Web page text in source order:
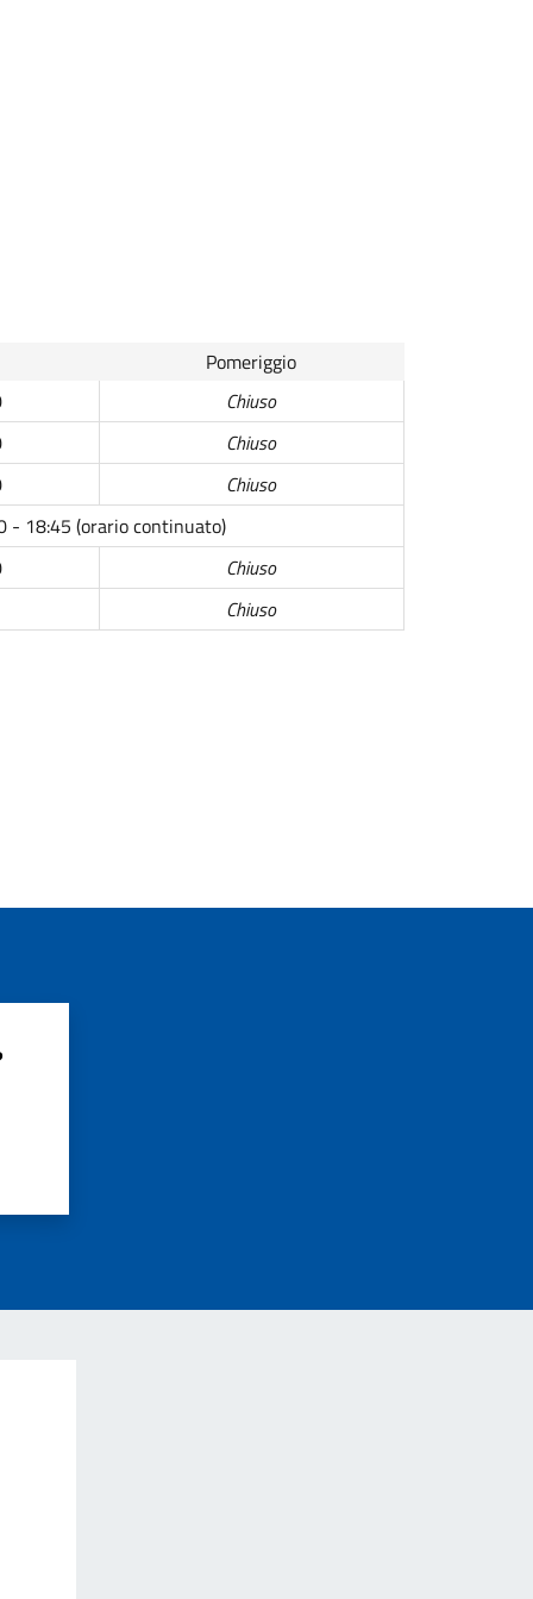
Pomeriggio
Chiuso
Chiuso
Chiuso
- 18:45 (orario continuato)
Chiuso
Chiuso